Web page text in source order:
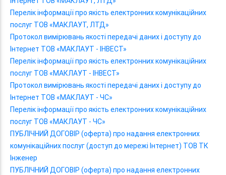
Перелік інформації про якість електронних комунікаційних
послуг ТОВ «МАКЛАУТ, ЛТД»
Протокол вимірювань якості передачі даних і доступу до
Інтернет ТОВ «МАКЛАУТ - ІНВЕСТ»
Перелік інформації про якість електронних комунікаційних
послуг ТОВ «МАКЛАУТ - ІНВЕСТ»
Протокол вимірювань якості передачі даних і доступу до
Інтернет ТОВ «МАКЛАУТ - ЧС»
Перелік інформації про якість електронних комунікаційних
послуг ТОВ «МАКЛАУТ - ЧС»
ПУБЛІЧНИЙ ДОГОВІР (оферта) про надання електронних
комунікаційних послуг (доступ до мережі Інтернет) ТОВ ТК
Інженер
ПУБЛІЧНИЙ ДОГОВІР (оферта) про надання електронних